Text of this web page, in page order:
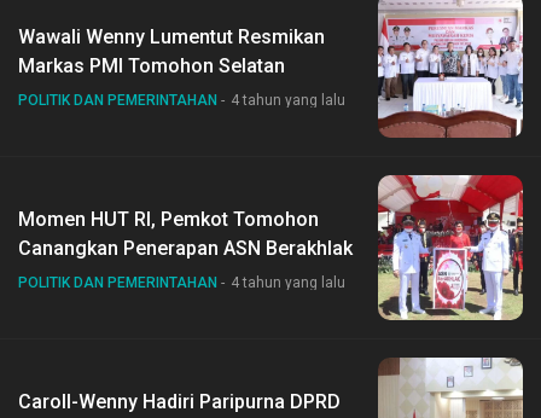
Wawali Wenny Lumentut Resmikan
Markas PMI Tomohon Selatan
POLITIK DAN PEMERINTAHAN 4 tahun yang lalu
Momen HUT RI, Pemkot Tomohon
Canangkan Penerapan ASN Berakhlak
POLITIK DAN PEMERINTAHAN 4 tahun yang lalu
Caroll-Wenny Hadiri Paripurna DPRD